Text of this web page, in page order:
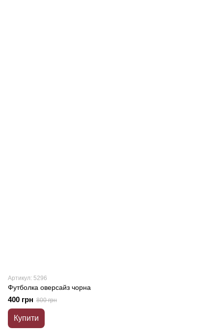
Артикул: 5296
Футболка оверсайз чорна
400 грн 800 грн
Купити